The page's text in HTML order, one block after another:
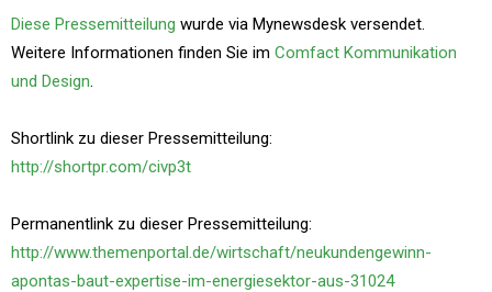
Diese Pressemitteilung wurde via Mynewsdesk versendet.
Weitere Informationen finden Sie im Comfact Kommunikation
und Design.
Shortlink zu dieser Pressemitteilung:
http://shortpr.com/civp3t
Permanentlink zu dieser Pressemitteilung:
http://www.themenportal.de/wirtschaft/neukundengewinn-
apontas-baut-expertise-im-energiesektor-aus-31024